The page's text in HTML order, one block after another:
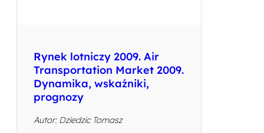
Rynek lotniczy 2009. Air
Transportation Market 2009.
Dynamika, wskaźniki,
prognozy
Autor: Dziedzic Tomasz